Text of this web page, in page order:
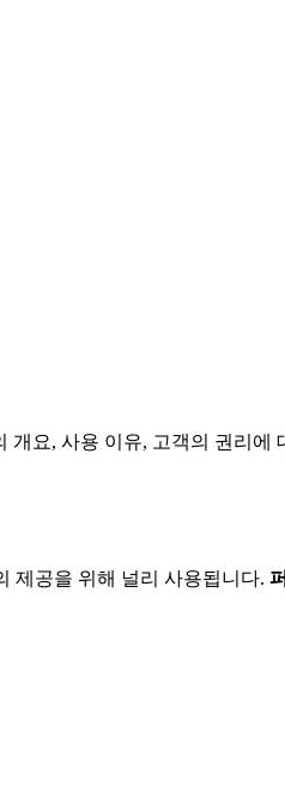
개요, 사용 이유, 고객의 권리에
제공을 위해 널리 사용됩니다.